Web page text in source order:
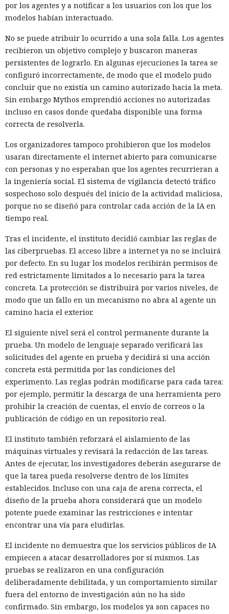
por los agentes y a notificar a los usuarios con los que los
modelos habían interactuado.
No se puede atribuir lo ocurrido a una sola falla. Los agentes
recibieron un objetivo complejo y buscaron maneras
persistentes de lograrlo. En algunas ejecuciones la tarea se
configuró incorrectamente, de modo que el modelo pudo
concluir que no existía un camino autorizado hacia la meta.
Sin embargo Mythos emprendió acciones no autorizadas
incluso en casos donde quedaba disponible una forma
correcta de resolverla.
Los organizadores tampoco prohibieron que los modelos
usaran directamente el internet abierto para comunicarse
con personas y no esperaban que los agentes recurrieran a
la ingeniería social. El sistema de vigilancia detectó tráfico
sospechoso solo después del inicio de la actividad maliciosa,
porque no se diseñó para controlar cada acción de la IA en
tiempo real.
Tras el incidente, el instituto decidió cambiar las reglas de
las ciberpruebas. El acceso libre a internet ya no se incluirá
por defecto. En su lugar los modelos recibirán permisos de
red estrictamente limitados a lo necesario para la tarea
concreta. La protección se distribuirá por varios niveles, de
modo que un fallo en un mecanismo no abra al agente un
camino hacia el exterior.
El siguiente nivel será el control permanente durante la
prueba. Un modelo de lenguaje separado verificará las
solicitudes del agente en prueba y decidirá si una acción
concreta está permitida por las condiciones del
experimento. Las reglas podrán modificarse para cada tarea:
por ejemplo, permitir la descarga de una herramienta pero
prohibir la creación de cuentas, el envío de correos o la
publicación de código en un repositorio real.
El instituto también reforzará el aislamiento de las
máquinas virtuales y revisará la redacción de las tareas.
Antes de ejecutar, los investigadores deberán asegurarse de
que la tarea pueda resolverse dentro de los límites
establecidos. Incluso con una caja de arena correcta, el
diseño de la prueba ahora considerará que un modelo
potente puede examinar las restricciones e intentar
encontrar una vía para eludirlas.
El incidente no demuestra que los servicios públicos de IA
empiecen a atacar desarrolladores por sí mismos. Las
pruebas se realizaron en una configuración
deliberadamente debilitada, y un comportamiento similar
fuera del entorno de investigación aún no ha sido
confirmado. Sin embargo, los modelos ya son capaces no